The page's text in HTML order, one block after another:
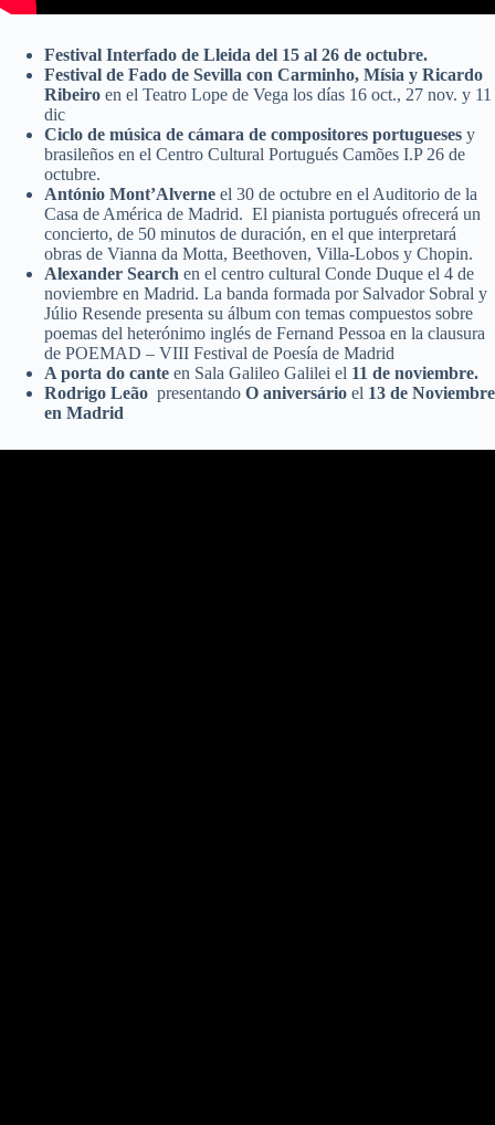
Festival Interfado de Lleida del 15 al 26 de octubre.
Festival de Fado de Sevilla con Carminho, Mísia y Ricardo
Ribeiro en el Teatro Lope de Vega los días 16 oct., 27 nov. y 11
dic
Ciclo de música de cámara de compositores portugueses y
brasileños en el Centro Cultural Portugués Camões I.P 26 de
octubre.
António Mont’Alverne el 30 de octubre en el Auditorio de la
Casa de América de Madrid. El pianista portugués ofrecerá un
concierto, de 50 minutos de duración, en el que interpretará
obras de Vianna da Motta, Beethoven, Villa-Lobos y Chopin.
Alexander Search en el centro cultural Conde Duque el 4 de
noviembre en Madrid. La banda formada por Salvador Sobral y
Júlio Resende presenta su álbum con temas compuestos sobre
poemas del heterónimo inglés de Fernand Pessoa en la clausura
de POEMAD – VIII Festival de Poesía de Madrid
A porta do cante en Sala Galileo Galilei el 11 de noviembre.
Rodrigo Leão presentando O aniversário el 13 de Noviembre
en Madrid